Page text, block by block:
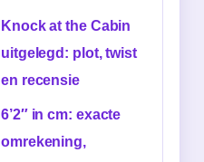
Knock at the Cabin
uitgelegd: plot, twist
en recensie
6’2″ in cm: exacte
omrekening,